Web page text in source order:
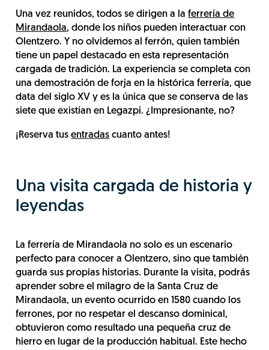
Una vez reunidos, todos se dirigen a laferrería de
Mirandaola, donde los niños pueden interactuar con
Olentzero. Y no olvidemos al ferrón, quien también
tiene un papel destacado en esta representación
cargada de tradición. La experiencia se completa con
una demostración de forja en la histórica ferrería, que
data del siglo XV y es la única que se conserva de las
siete que existían en Legazpi. ¿Impresionante, no?
¡Reserva tusentradas cuanto antes!
Una visita cargada de historia y
leyendas
La ferrería de Mirandaola no solo es un escenario
perfecto para conocer a Olentzero, sino que también
guarda sus propias historias. Durante la visita, podrás
aprender sobre el milagro de la Santa Cruz de
Mirandaola, un evento ocurrido en 1580 cuando los
ferrones, por no respetar el descanso dominical,
obtuvieron como resultado una pequeña cruz de
hierro en lugar de la producción habitual. Este hecho